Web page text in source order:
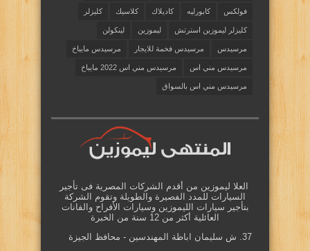
فولكس كابورليه كاديلاك كلاسيك كليزلر
كليزلر ليموزين استرتش ليموزين لينكولن
مرسيدس مرسيدس فخمة للايجار مرسيدس مايباخ
مرسيدس مني اس مرسيدس مني اس 2022 مايباخ
مرسيدس مني اس بالسواق
العلا ليموزين من أقدم الشركات المصرية فى تأجير
السيارات للمدد الفصيرة والطويلة وتقوم الشركة
بتأجير سيارات الليموزين وسيارات الأفراح والفانات
العائلية أكثر من 12 سنة من الخبرة
37. ش سليمان اباظة المهندسين - محافظ الجيزة